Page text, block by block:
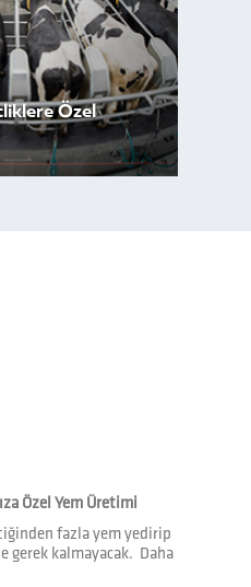
Özel
Özel Yem Üretimi
fazla yem yedirip
gerek kalmayacak. Daha